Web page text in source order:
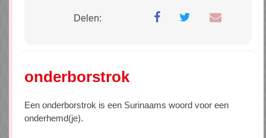
Delen:
onderborstrok
Een onderborstrok is een Surinaams woord voor een
onderhemd(je).